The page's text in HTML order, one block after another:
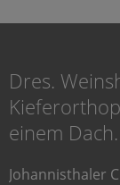
Dres.
einem Dach.
Johannisthaler